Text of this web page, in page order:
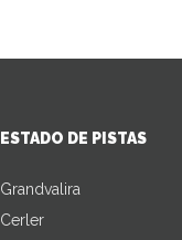
ESTADO DE PISTAS
Grandvalira
Cerler